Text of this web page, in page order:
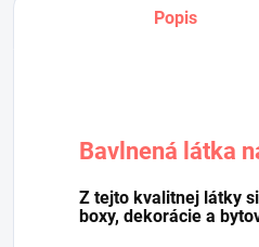
Popis
Bavlnená látka
Z tejto kvalitnej látky
boxy, dekorácie a